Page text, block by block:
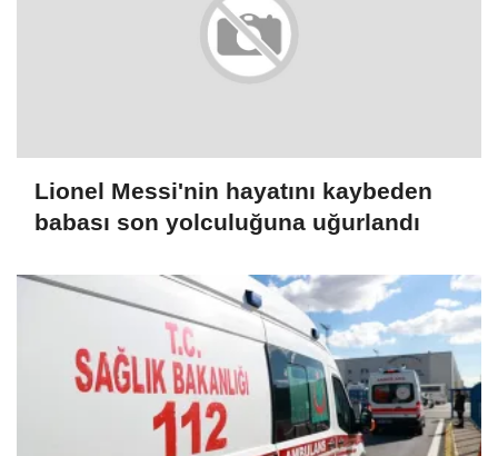
Lionel Messi'nin hayatını kaybeden
babası son yolculuğuna uğurlandı